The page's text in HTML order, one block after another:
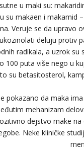
u maki su:
su makaen i makamid
Veruje se da upravo
deluju protiv
radikala, a uzrok
100 puta više nego u
su beta­sitosterol,
pokazano da maka
mehanizam
dejstvo make
Neke kliničke